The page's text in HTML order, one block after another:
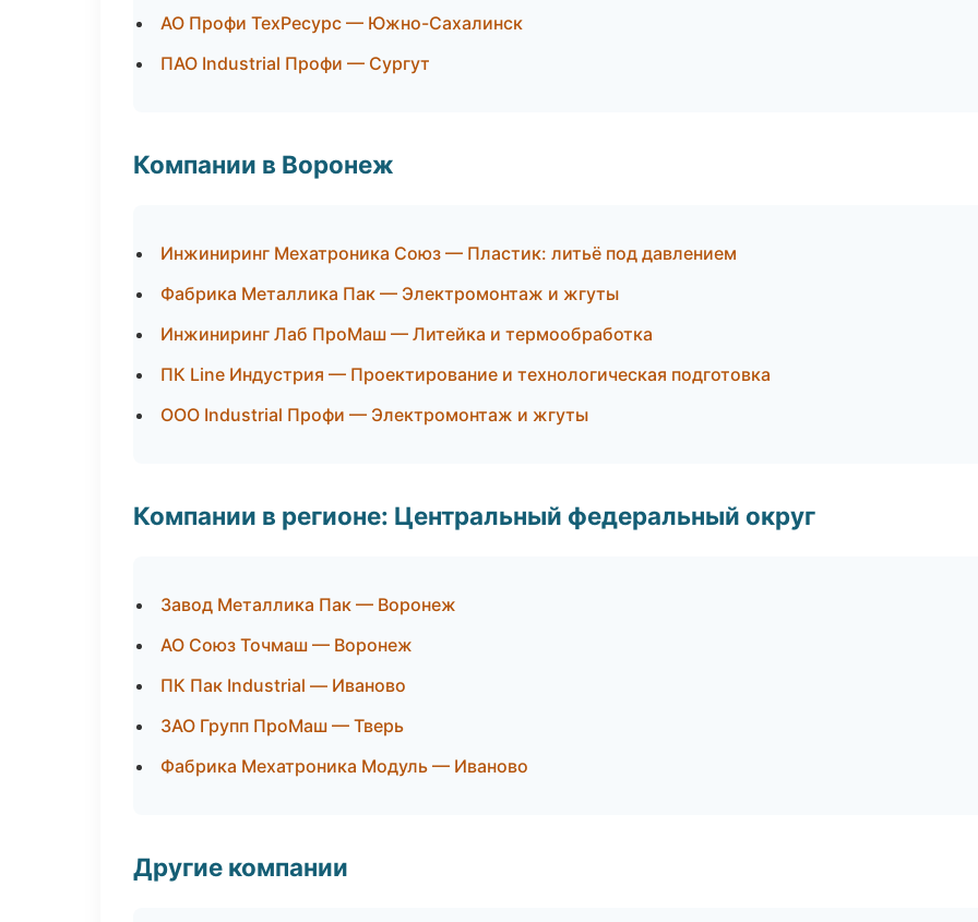
АО Профи ТехРесурс — Южно-Сахалинск
ПАО Industrial Профи — Сургут
Компании в Воронеж
Инжиниринг Мехатроника Союз — Пластик: литьё под давлением
Фабрика Металлика Пак — Электромонтаж и жгуты
Инжиниринг Лаб ПроМаш — Литейка и термообработка
ПК Line Индустрия — Проектирование и технологическая подготовка
ООО Industrial Профи — Электромонтаж и жгуты
Компании в регионе: Центральный федеральный округ
Завод Металлика Пак — Воронеж
АО Союз Точмаш — Воронеж
ПК Пак Industrial — Иваново
ЗАО Групп ПроМаш — Тверь
Фабрика Мехатроника Модуль — Иваново
Другие компании